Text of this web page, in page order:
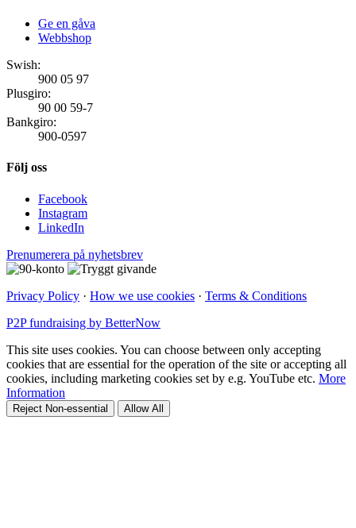
Ge en gåva
Webbshop
Swish:
900 05 97
Plusgiro:
90 00 59-7
Bankgiro:
900-0597
Följ oss
Facebook
Instagram
LinkedIn
Prenumerera på nyhetsbrev
Privacy Policy · How we use cookies · Terms & Conditions
P2P fundraising by BetterNow
This site uses cookies. You can choose between only accepting
cookies that are essential for the operation of the site or accepting all
cookies, including marketing cookies set by e.g. YouTube etc. More
Information
Reject Non-essential Allow All